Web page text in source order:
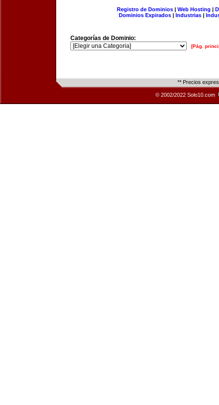
Registro de Dominios| Web Hosting |
Dominios Expirados | Industrias |
Categorías de Dominio:
[Pág.
** Precios
© 2002/2022 Solo10.com